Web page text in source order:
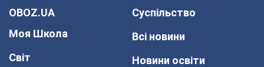
OBOZ.UA
Моя Школа
Світ
Суспільство
Всі новини
Новини освіти